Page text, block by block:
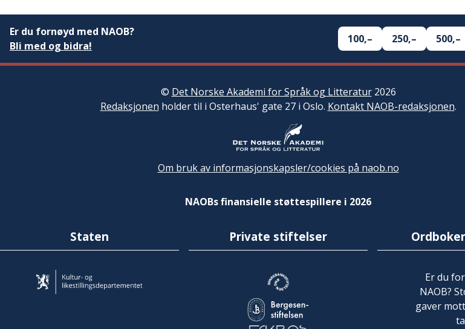
Er du fornøyd med NAOB?
Bli med og bidra!
100,– 250,– 500,–
© Det Norske Akademi for Språk og Litteratur2026
Redaksjonen holder til i Osterhaus' gate 27 i Oslo. Kontakt NAOB-redaksjonen.
Om bruk av informasjonskapsler/cookies på naob.no
NAOBs finansielle støttespillere i 2026
Staten Private stiftelser
Er du
NAOB?
gaver